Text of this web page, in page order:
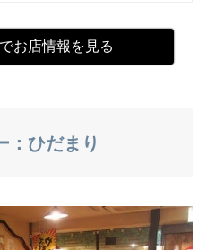
お店情報を見る
：ひだまり